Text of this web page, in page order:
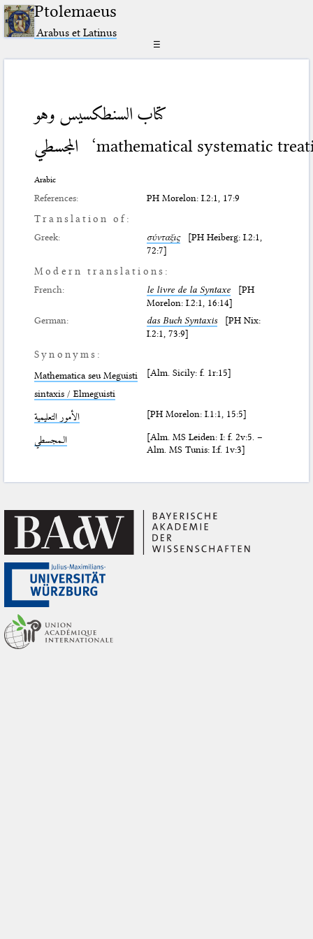
Ptolemaeus
Arabus et Latinus
☰
كتاب السنطكسيس وهو
المجسطي
‘mathematical systematic
Arabic
References: PH Morelon: I.2:1, 17:9
Translation of:
Greek: σύνταξις[PH Heiberg: Ι.2:1,
72:7]
Modern translations:
French: le livre de la Syntaxe [PH
Morelon: I.2:1, 16:14]
German:
das Buch Syntaxis[PH Nix:
I.2:1, 73:9]
Synonyms:
Mathematica seu Meguisti
sintaxis / Elmeguisti
[Alm. Sicily: f. 1r:15]
الأمور التعليمية [PH Morelon: I.1:1, 15:5]
الـمجسطي
[Alm. MS Leiden: I: f. 2v:5. –
Alm. MS Tunis: I:f. 1v:3]